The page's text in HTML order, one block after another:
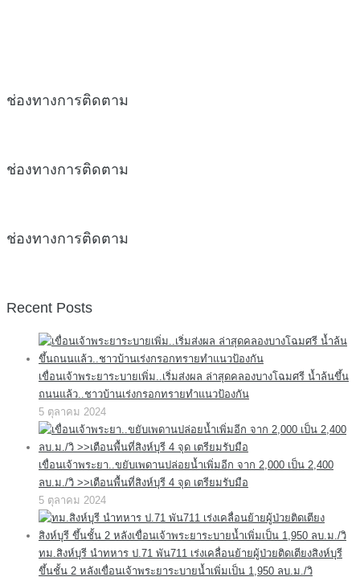
ช่องทางการติดตาม
ช่องทางการติดตาม
ช่องทางการติดตาม
Recent Posts
เขื่อนเจ้าพระยาระบายเพิ่ม..เริ่มส่งผล ล่าสุดคลองบางโฉมศรี น้ำล้นขึ้น
ถนนแล้ว..ชาวบ้านเร่งกรอกทรายทำแนวป้องกัน
5 ตุลาคม 2024
เขื่อนเจ้าพระยา..ขยับเพดานปล่อยน้ำเพิ่มอีก จาก 2,000 เป็น 2,400
ลบ.ม./วิ >>เตือนพื้นที่สิงห์บุรี 4 จุด เตรียมรับมือ
5 ตุลาคม 2024
ทม.สิงห์บุรี นำทหาร ป.71 พัน711 เร่งเคลื่อนย้ายผู้ป่วยติดเตียงสิงห์บุรี
ขึ้นชั้น 2 หลังเขื่อนเจ้าพระยาระบายน้ำเพิ่มเป็น 1,950 ลบ.ม./วิ